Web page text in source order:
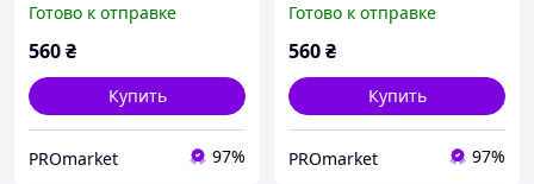
хранения обычных
ключей сумочка для
Готово к отправке
560₴
Купить
PROmarket 97%
для хранения ключей и
брелков MAK19\D
Готово к отправке
560₴
Купить
PROmarket 97%